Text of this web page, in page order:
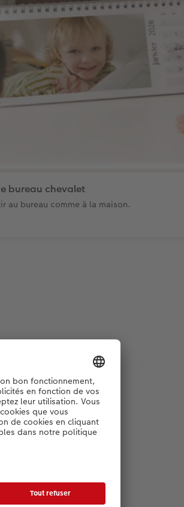
bureau chevalet
au bureau comme à la maison.